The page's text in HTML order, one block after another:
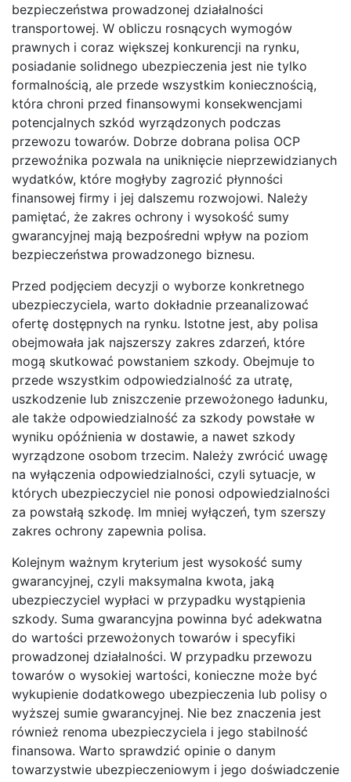
bezpieczeństwa prowadzonej działalności
transportowej. W obliczu rosnących wymogów
prawnych i coraz większej konkurencji na rynku,
posiadanie solidnego ubezpieczenia jest nie tylko
formalnością, ale przede wszystkim koniecznością,
która chroni przed finansowymi konsekwencjami
potencjalnych szkód wyrządzonych podczas
przewozu towarów. Dobrze dobrana polisa OCP
przewoźnika pozwala na uniknięcie nieprzewidzianych
wydatków, które mogłyby zagrozić płynności
finansowej firmy i jej dalszemu rozwojowi. Należy
pamiętać, że zakres ochrony i wysokość sumy
gwarancyjnej mają bezpośredni wpływ na poziom
bezpieczeństwa prowadzonego biznesu.
Przed podjęciem decyzji o wyborze konkretnego
ubezpieczyciela, warto dokładnie przeanalizować
ofertę dostępnych na rynku. Istotne jest, aby polisa
obejmowała jak najszerszy zakres zdarzeń, które
mogą skutkować powstaniem szkody. Obejmuje to
przede wszystkim odpowiedzialność za utratę,
uszkodzenie lub zniszczenie przewożonego ładunku,
ale także odpowiedzialność za szkody powstałe w
wyniku opóźnienia w dostawie, a nawet szkody
wyrządzone osobom trzecim. Należy zwrócić uwagę
na wyłączenia odpowiedzialności, czyli sytuacje, w
których ubezpieczyciel nie ponosi odpowiedzialności
za powstałą szkodę. Im mniej wyłączeń, tym szerszy
zakres ochrony zapewnia polisa.
Kolejnym ważnym kryterium jest wysokość sumy
gwarancyjnej, czyli maksymalna kwota, jaką
ubezpieczyciel wypłaci w przypadku wystąpienia
szkody. Suma gwarancyjna powinna być adekwatna
do wartości przewożonych towarów i specyfiki
prowadzonej działalności. W przypadku przewozu
towarów o wysokiej wartości, konieczne może być
wykupienie dodatkowego ubezpieczenia lub polisy o
wyższej sumie gwarancyjnej. Nie bez znaczenia jest
również renoma ubezpieczyciela i jego stabilność
finansowa. Warto sprawdzić opinie o danym
towarzystwie ubezpieczeniowym i jego doświadczenie